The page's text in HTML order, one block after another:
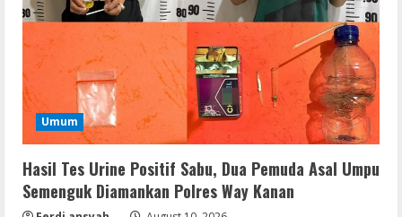
Umum
Hasil Tes Urine Positif Sabu, Dua Pemuda Asal Umpu
Semenguk Diamankan Polres Way Kanan